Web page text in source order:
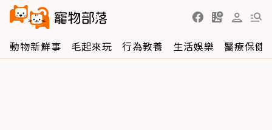
動物新鮮事 毛起來玩 行為教養 生活娛樂 醫療保健